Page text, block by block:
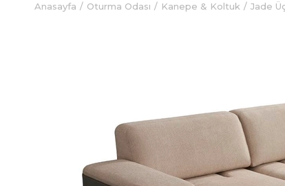
Anasayfa Oturma Odası Kanepe & Koltuk Jade